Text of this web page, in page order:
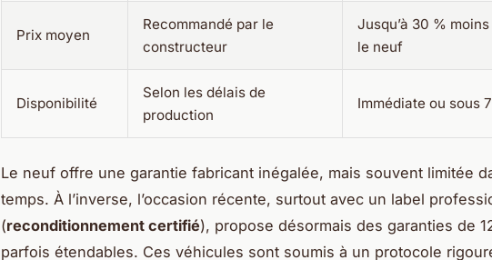
Prix moyen
Recommandé par le
constructeur
Jusqu’à 30 %
le neuf
Disponibilité
Selon les délais de
production
Immédiate ou sous
Le neuf offre une garantie fabricant inégalée, mais souvent limitée
temps. À l’inverse, l’occasion récente, surtout avec un label
(reconditionnement certifié), propose désormais des garanties de
parfois étendables. Ces véhicules sont soumis à un protocole